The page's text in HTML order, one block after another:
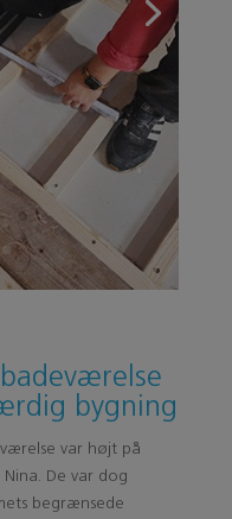
bygning
var højt på
De var dog
begrænsede